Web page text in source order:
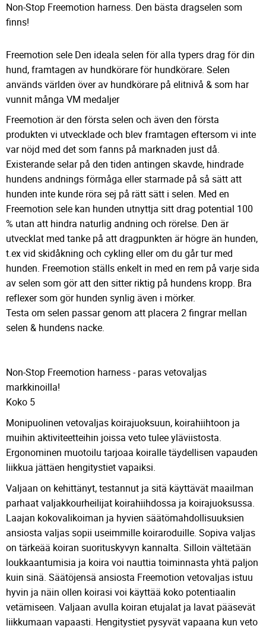
Non-Stop Freemotion harness. Den bästa dragselen som
finns!
Freemotion sele Den ideala selen för alla typers drag för din
hund, framtagen av hundkörare för hundkörare. Selen
används världen över av hundkörare på elitnivå & som har
vunnit många VM medaljer
Freemotion är den första selen och även den första
produkten vi utvecklade och blev framtagen eftersom vi inte
var nöjd med det som fanns på marknaden just då.
Existerande selar på den tiden antingen skavde, hindrade
hundens andnings förmåga eller starmade på så sätt att
hunden inte kunde röra sej på rätt sätt i selen. Med en
Freemotion sele kan hunden utnyttja sitt drag potential 100
% utan att hindra naturlig andning och rörelse. Den är
utvecklat med tanke på att dragpunkten är högre än hunden,
t.ex vid skidåkning och cykling eller om du går tur med
hunden. Freemotion ställs enkelt in med en rem på varje sida
av selen som gör att den sitter riktig på hundens kropp. Bra
reflexer som gör hunden synlig även i mörker.
Testa om selen passar genom att placera 2 fingrar mellan
selen & hundens nacke.
Non-Stop Freemotion harness - paras vetovaljas
markkinoilla!
Koko 5
Monipuolinen vetovaljas koirajuoksuun, koirahiihtoon ja
muihin aktiviteetteihin joissa veto tulee yläviistosta.
Ergonominen muotoilu tarjoaa koiralle täydellisen vapauden
liikkua jättäen hengitystiet vapaiksi.
Valjaan on kehittänyt, testannut ja sitä käyttävät maailman
parhaat valjakkourheilijat koirahiihdossa ja koirajuoksussa.
Laajan kokovalikoiman ja hyvien säätömahdollisuuksien
ansiosta valjas sopii useimmille koiraroduille. Sopiva valjas
on tärkeää koiran suorituskyvyn kannalta. Silloin vältetään
loukkaantumisia ja koira voi nauttia toiminnasta yhtä paljon
kuin sinä. Säätöjensä ansiosta Freemotion vetovaljas istuu
hyvin ja näin ollen koirasi voi käyttää koko potentiaalin
vetämiseen. Valjaan avulla koiran etujalat ja lavat pääsevät
liikkumaan vapaasti. Hengitystiet pysyvät vapaana kun veto